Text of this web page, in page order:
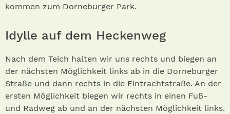
kommen zum Dorneburger Park.
Idylle auf dem Heckenweg
Nach dem Teich halten wir uns rechts und biegen an
der nächsten Möglichkeit links ab in die Dorneburger
Straße und dann rechts in die Eintrachtstraße. An der
ersten Möglichkeit biegen wir rechts in einen Fuß-
und Radweg ab und an der nächsten Möglichkeit links.